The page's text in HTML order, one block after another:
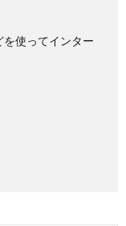
を使ってインター